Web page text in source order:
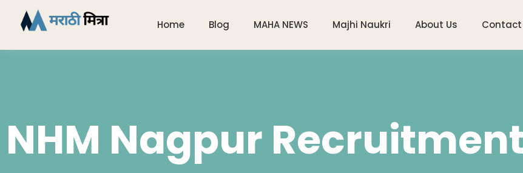
Home Blog MAHA NEWS Majhi Naukri About Us Contact
NHM Nagpur